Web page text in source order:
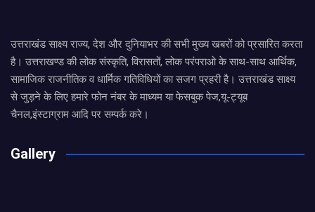
उत्तराखंड साक्ष्य राज्य, देश और दुनियाभर की सभी मुख्य खबरों को प्रसारित करता
है। उत्तराखण्ड की लोक संस्कृति, विरासतों, लोक परंपराओ के साथ-साथ आर्थिक,
सामाजिक राजनीतिक व धार्मिक गतिविधियों का सजग प्रहरी है। उत्तराखंड साक्ष्य
से जुड़ने के लिए हमारे फोन नंबर के माध्यम या फेसबुक पेज,यू-ट्यूब
चैनल,इंस्टाग्राम आदि पर सम्पर्क करे।
Gallery